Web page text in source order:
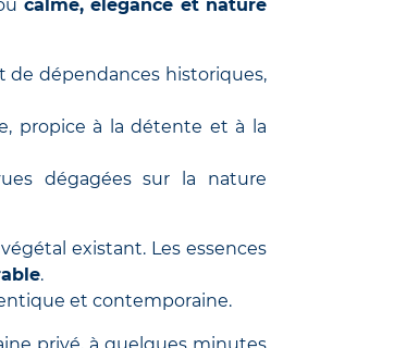
calme, élégance et nature
de dépendances historiques,
propice à la détente et à la
dégagées sur la nature
existant. Les essences
.
et contemporaine.